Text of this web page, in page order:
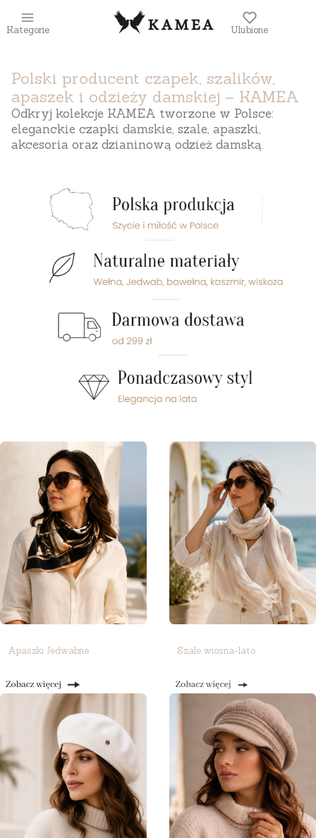
Kategorie Ulubione
Polski producent czapek, szalików,
apaszek i odzieży damskiej – KAMEA
Odkryj kolekcje KAMEA tworzone w Polsce:
eleganckie czapki damskie, szale, apaszki,
akcesoria oraz dzianinową odzież damską.
Apaszki Jedwabne Szale wiosna-lato